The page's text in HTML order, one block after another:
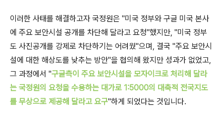
이러한 사태를 해결하고자 국정원은 "미국 정부와 구글 미국 본사
에 주요 보안시설 공개를 차단해 달라고 요청"했지만, "미국 정부
도 사진공개를 강제로 차단하기는 어려웠"으며, 결국 "주요 보안시
설에 대한 해상도를 낮추는 방안"을 협의해 왔지만 성과가 없었고,
그 과정에서 "구글측이 주요 보안시설을 모자이크로 처리해 달라
는 국정원의 요청을 수용하는 대가로 1:5000의 대축적 전국지도
를 무상으로 제공해 달라고 요구"하게 되었다는 것입니다.